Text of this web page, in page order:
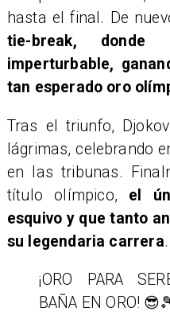
hasta el final. De
tie-break, donde
imperturbable,
tan esperado oro
Tras el triunfo,
lágrimas, celebrando
en las tribunas.
título olímpico, el
esquivo y que tanto
su legendaria carrera.
¡ORO PARA
BAÑA EN ORO!